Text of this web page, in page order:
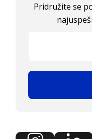
Pridružite se